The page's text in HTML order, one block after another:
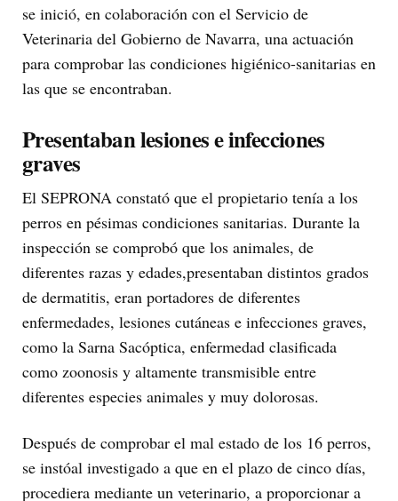
se inició, en colaboración con el Servicio de
Veterinaria del Gobierno de Navarra, una actuación
para comprobar las condiciones higiénico-sanitarias en
las que se encontraban.
Presentaban lesiones e infecciones
graves
El SEPRONA constató que el propietario tenía a los
perros en pésimas condiciones sanitarias. Durante la
inspección se comprobó que los animales, de
diferentes razas y edades,presentaban distintos grados
de dermatitis, eran portadores de diferentes
enfermedades, lesiones cutáneas e infecciones graves,
como la Sarna Sacóptica, enfermedad clasificada
como zoonosis y altamente transmisible entre
diferentes especies animales y muy dolorosas.
Después de comprobar el mal estado de los 16 perros,
se instóal investigado a que en el plazo de cinco días,
procediera mediante un veterinario, a proporcionar a